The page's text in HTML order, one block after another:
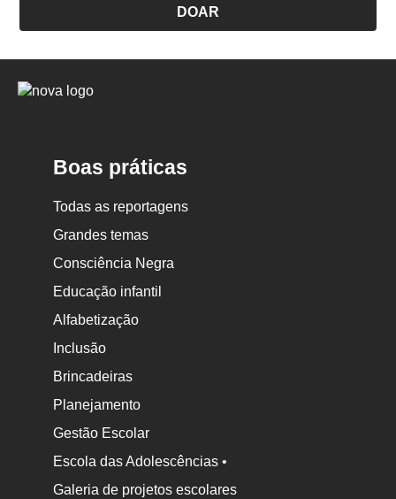
DOAR
Logo
Boas práticas
Todas as reportagens
Grandes temas
Consciência Negra
Educação infantil
Alfabetização
Inclusão
Brincadeiras
Planejamento
Gestão Escolar
Escola das Adolescências •
Galeria de projetos escolares